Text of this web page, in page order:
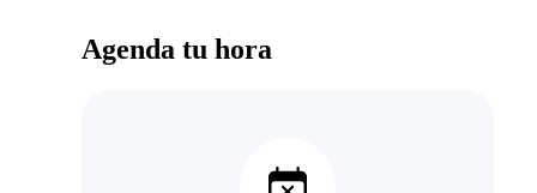
Agenda tu hora